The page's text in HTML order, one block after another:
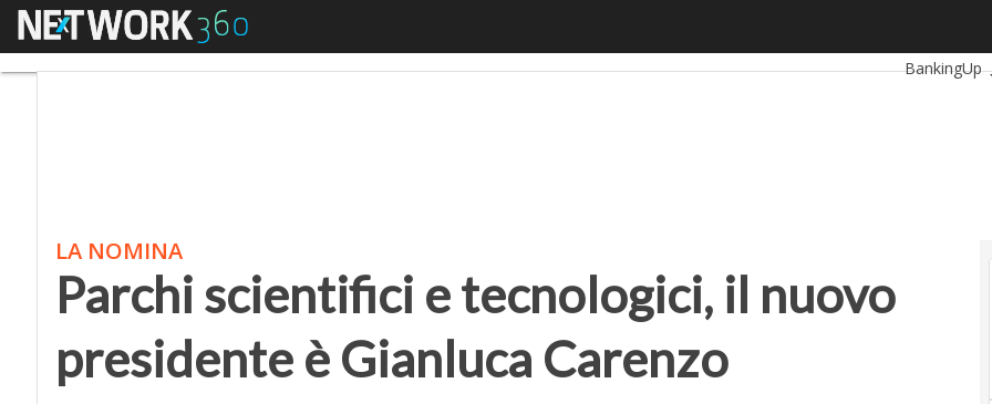
Menu
BankingUp
LA NOMINA
Parchi scientifici e tecnologici, il nuovo
presidente è Gianluca Carenzo